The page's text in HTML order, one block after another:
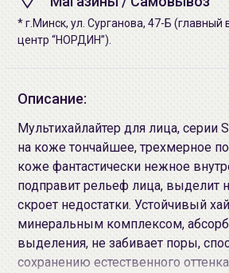
* г.Минск, ул. Сурганова, 47-Б (главный
центр “НОРДИН”).
Описание:
Мультихайлайтер для лица, серии
на коже тончайшее, трехмерное
коже фантастически нежное
подправит рельеф лица, выделит
скроет недостатки. Устойчивый
минеральным комплексом,
выделения, не забивает поры,
сохранению естественного